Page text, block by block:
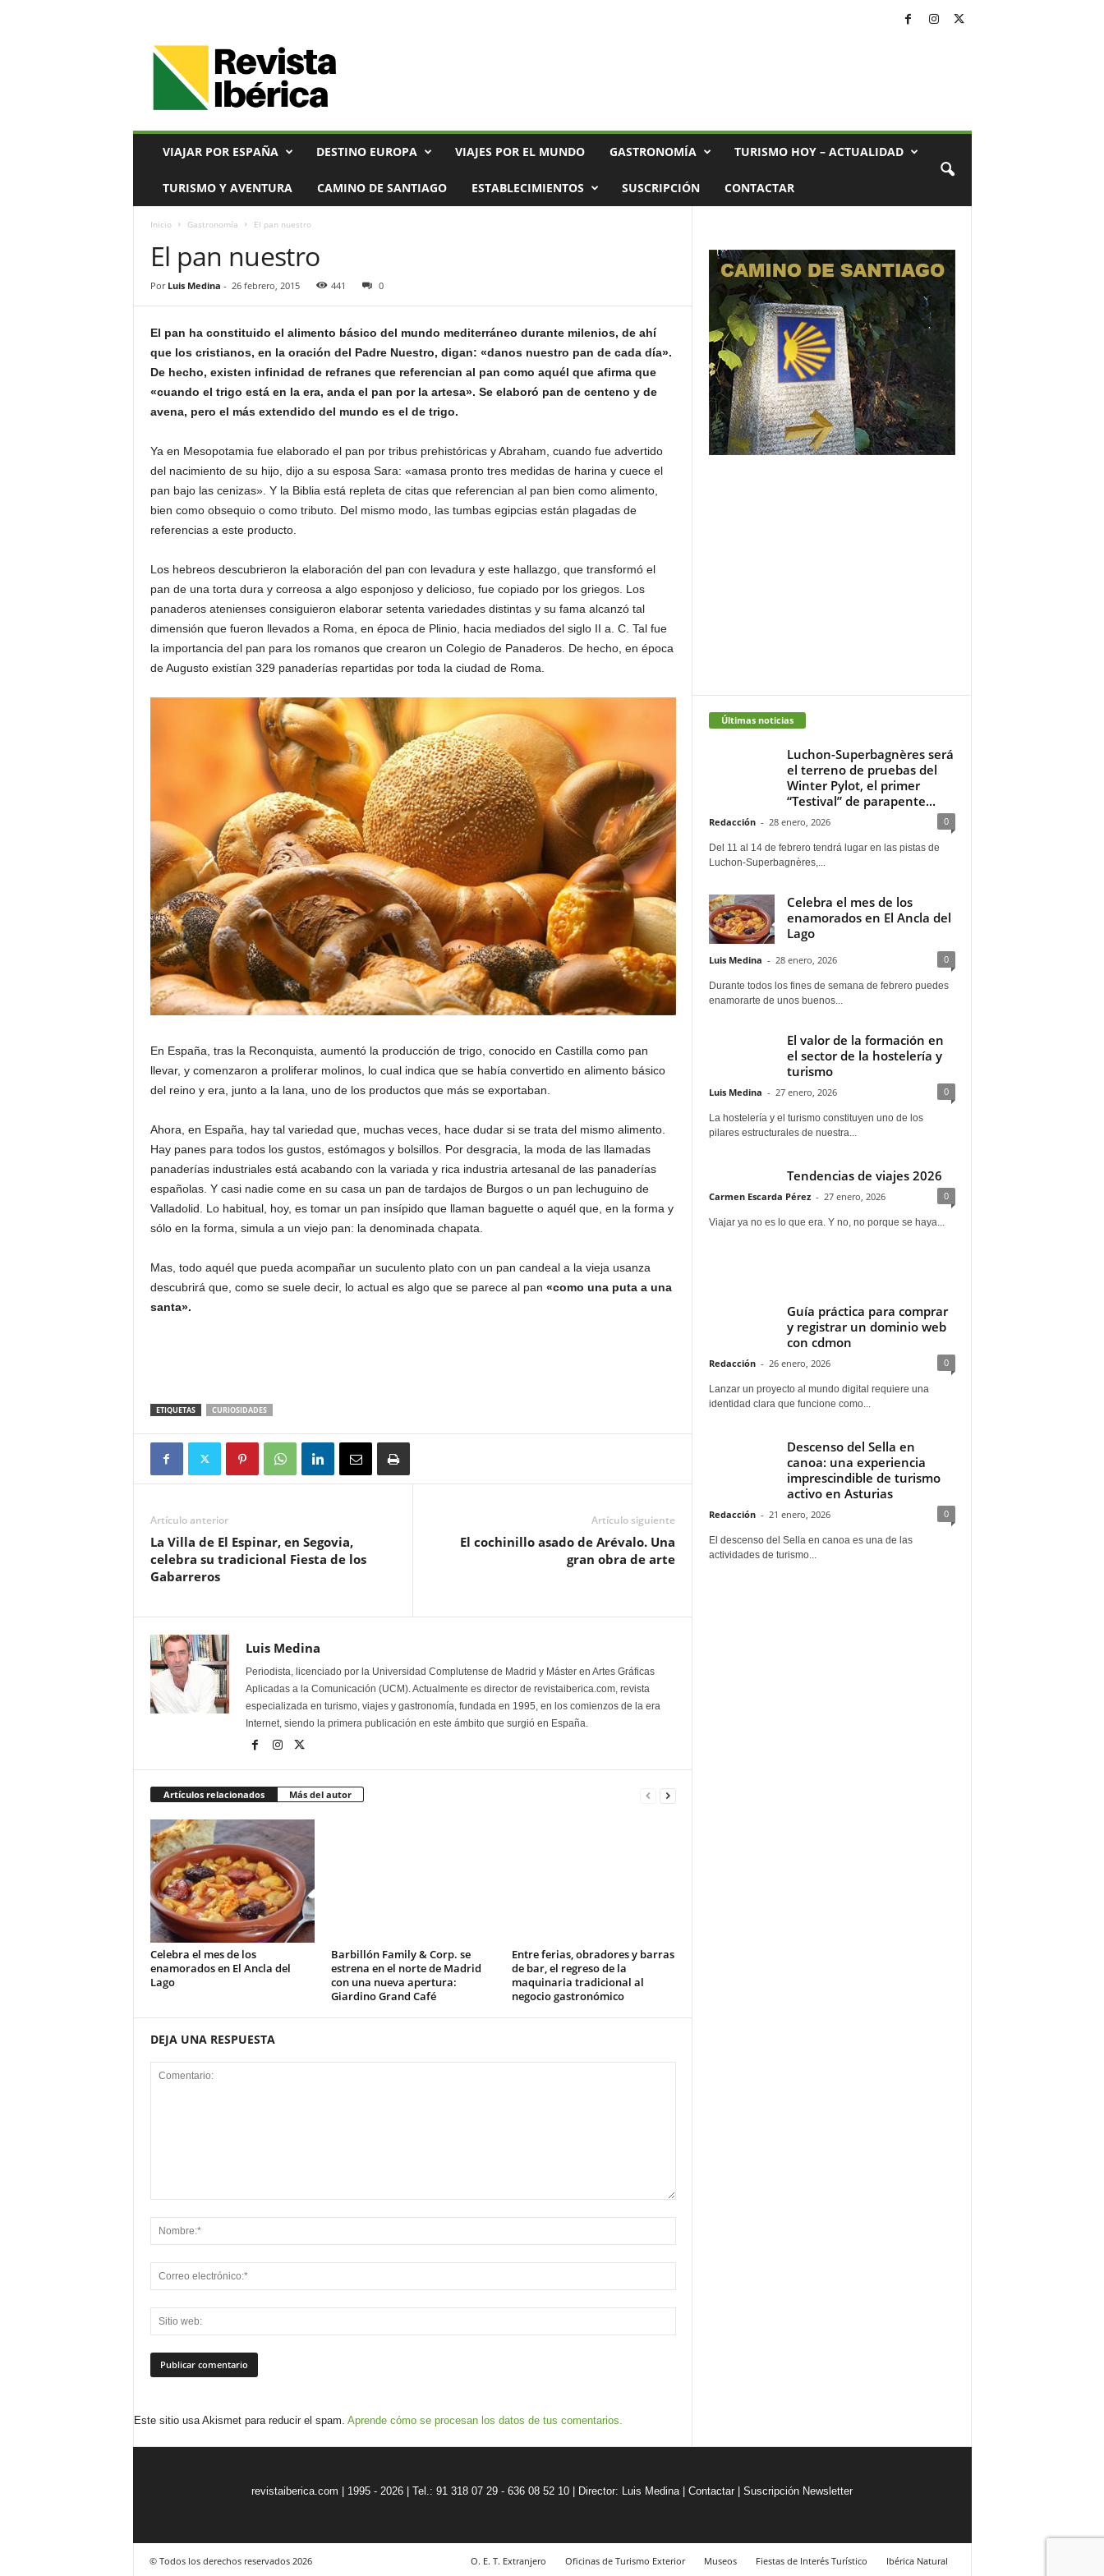
VIAJAR POR ESPAÑA DESTINO EUROPA VIAJES POR EL MUNDO GASTRONOMÍA TURISMO HOY – ACTUALIDAD
TURISMO Y AVENTURA CAMINO DE SANTIAGO ESTABLECIMIENTOS SUSCRIPCIÓN CONTACTAR
Inicio Gastronomía El pan nuestro
El pan nuestro
Por Luis Medina - 26 febrero, 2015 441 0
El pan ha constituido el alimento básico del mundo mediterráneo durante milenios, de ahí
que los cristianos, en la oración del Padre Nuestro, digan: «danos nuestro pan de cada día».
De hecho, existen infinidad de refranes que referencian al pan como aquél que afirma que
«cuando el trigo está en la era, anda el pan por la artesa». Se elaboró pan de centeno y de
avena, pero el más extendido del mundo es el de trigo.
Ya en Mesopotamia fue elaborado el pan por tribus prehistóricas y Abraham, cuando fue advertido
del nacimiento de su hijo, dijo a su esposa Sara: «amasa pronto tres medidas de harina y cuece el
pan bajo las cenizas». Y la Biblia está repleta de citas que referencian al pan bien como alimento,
bien como obsequio o como tributo. Del mismo modo, las tumbas egipcias están plagadas de
referencias a este producto.
Los hebreos descubrieron la elaboración del pan con levadura y este hallazgo, que transformó el
pan de una torta dura y correosa a algo esponjoso y delicioso, fue copiado por los griegos. Los
panaderos atenienses consiguieron elaborar setenta variedades distintas y su fama alcanzó tal
dimensión que fueron llevados a Roma, en época de Plinio, hacia mediados del siglo II a. C. Tal fue
la importancia del pan para los romanos que crearon un Colegio de Panaderos. De hecho, en época
de Augusto existían 329 panaderías repartidas por toda la ciudad de Roma.
En España, tras la Reconquista, aumentó la producción de trigo, conocido en Castilla como pan
llevar, y comenzaron a proliferar molinos, lo cual indica que se había convertido en alimento básico
del reino y era, junto a la lana, uno de los productos que más se exportaban.
Ahora, en España, hay tal variedad que, muchas veces, hace dudar si se trata del mismo alimento.
Hay panes para todos los gustos, estómagos y bolsillos. Por desgracia, la moda de las llamadas
panaderías industriales está acabando con la variada y rica industria artesanal de las panaderías
españolas. Y casi nadie come en su casa un pan de tardajos de Burgos o un pan lechuguino de
Valladolid. Lo habitual, hoy, es tomar un pan insípido que llaman baguette o aquél que, en la forma y
sólo en la forma, simula a un viejo pan: la denominada chapata.
Mas, todo aquél que pueda acompañar un suculento plato con un pan candeal a la vieja usanza
descubrirá que, como se suele decir, lo actual es algo que se parece al pan «como una puta a una
santa».
ETIQUETAS CURIOSIDADES
Artículo anterior
La Villa de El Espinar, en Segovia,
celebra su tradicional Fiesta de los
Gabarreros
Artículo siguiente
El cochinillo asado de Arévalo. Una
gran obra de arte
Luis Medina
Periodista, licenciado por la Universidad Complutense de Madrid y Máster en Artes Gráficas
Aplicadas a la Comunicación (UCM). Actualmente es director de revistaiberica.com, revista
especializada en turismo, viajes y gastronomía, fundada en 1995, en los comienzos de la era
Internet, siendo la primera publicación en este ámbito que surgió en España.
Artículos relacionados Más del autor
Celebra el mes de los
enamorados en El Ancla del
Lago
Barbillón Family & Corp. se
estrena en el norte de Madrid
con una nueva apertura:
Giardino Grand Café
Entre ferias, obradores y barras
de bar, el regreso de la
maquinaria tradicional al
negocio gastronómico
DEJA UNA RESPUESTA
Este sitio usa Akismet para reducir el spam. Aprende cómo se procesan los datos de tus comentarios.
Últimas noticias
Luchon-Superbagnères será
el terreno de pruebas del
Winter Pylot, el primer
“Testival” de parapente...
Redacción - 28 enero, 2026 0
Del 11 al 14 de febrero tendrá lugar en las pistas de
Luchon-Superbagnères,...
Celebra el mes de los
enamorados en El Ancla del
Lago
Luis Medina - 28 enero, 2026 0
Durante todos los fines de semana de febrero puedes
enamorarte de unos buenos...
El valor de la formación en
el sector de la hostelería y
turismo
Luis Medina - 27 enero, 2026 0
La hostelería y el turismo constituyen uno de los
pilares estructurales de nuestra...
Tendencias de viajes 2026
Carmen Escarda Pérez - 27 enero, 2026 0
Viajar ya no es lo que era. Y no, no porque se haya...
Guía práctica para comprar
y registrar un dominio web
con cdmon
Redacción - 26 enero, 2026 0
Lanzar un proyecto al mundo digital requiere una
identidad clara que funcione como...
Descenso del Sella en
canoa: una experiencia
imprescindible de turismo
activo en Asturias
Redacción - 21 enero, 2026 0
El descenso del Sella en canoa es una de las
actividades de turismo...
revistaiberica.com | 1995 - 2026 | Tel.: 91 318 07 29 - 636 08 52 10 | Director: Luis Medina Contactar Suscripción Newsletter
O. E. T. Extranjero Oficinas de Turismo Exterior Museos Fiestas de Interés Turístico
Ibérica Natural
© Todos los derechos reservados 2026